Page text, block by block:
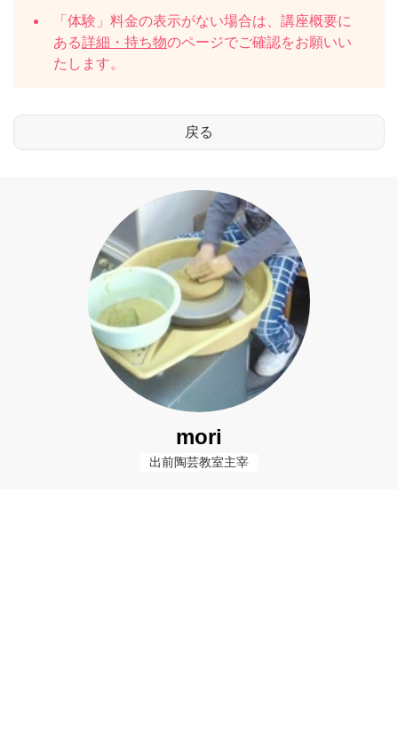
「体験」料金の表示がない場合は、講座概要に
ある詳細・持ち物のページでご確認をお願いい
たします。
mori
出前陶芸教室主宰